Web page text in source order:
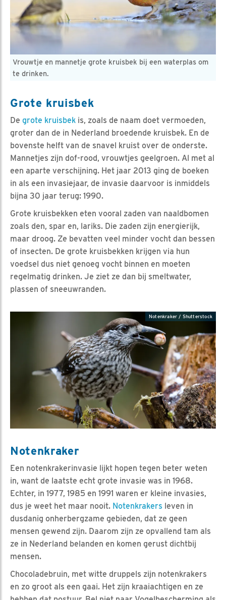
Vrouwtje en mannetje grote kruisbek bij een waterplas om
te drinken.
Grote kruisbek
De grote kruisbek is, zoals de naam doet vermoeden,
groter dan de in Nederland broedende kruisbek. En de
bovenste helft van de snavel kruist over de onderste.
Mannetjes zijn dof-rood, vrouwtjes geelgroen. Al met al
een aparte verschijning. Het jaar 2013 ging de boeken
in als een invasiejaar, de invasie daarvoor is inmiddels
bijna 30 jaar terug: 1990.
Grote kruisbekken eten vooral zaden van naaldbomen
zoals den, spar en, lariks. Die zaden zijn energierijk,
maar droog. Ze bevatten veel minder vocht dan bessen
of insecten. De grote kruisbekken krijgen via hun
voedsel dus niet genoeg vocht binnen en moeten
regelmatig drinken. Je ziet ze dan bij smeltwater,
plassen of sneeuwranden.
Notenkraker / Shutterstock
Notenkraker
Een notenkrakerinvasie lijkt hopen tegen beter weten
in, want de laatste echt grote invasie was in 1968.
Echter, in 1977, 1985 en 1991 waren er kleine invasies,
dus je weet het maar nooit. Notenkrakers leven in
dusdanig onherbergzame gebieden, dat ze geen
mensen gewend zijn. Daarom zijn ze opvallend tam als
ze in Nederland belanden en komen gerust dichtbij
mensen.
Chocoladebruin, met witte druppels zijn notenkrakers
en zo groot als een gaai. Het zijn kraaiachtigen en ze